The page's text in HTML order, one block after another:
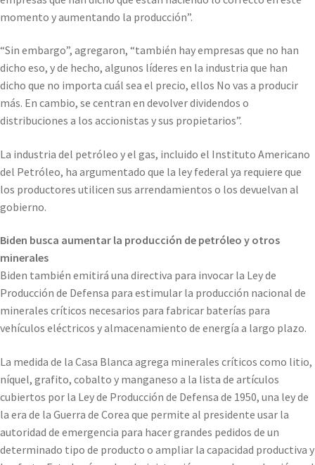
momento y aumentando la producción”.
“Sin embargo”, agregaron, “también hay empresas que no han
dicho eso, y de hecho, algunos líderes en la industria que han
dicho que no importa cuál sea el precio, ellos No vas a producir
más. En cambio, se centran en devolver dividendos o
distribuciones a los accionistas y sus propietarios”.
La industria del petróleo y el gas, incluido el Instituto Americano
del Petróleo, ha argumentado que la ley federal ya requiere que
los productores utilicen sus arrendamientos o los devuelvan al
gobierno.
Biden busca aumentar la producción de petróleo y otros
minerales
Biden también emitirá una directiva para invocar la Ley de
Producción de Defensa para estimular la producción nacional de
minerales críticos necesarios para fabricar baterías para
vehículos eléctricos y almacenamiento de energía a largo plazo.
La medida de la Casa Blanca agrega minerales críticos como litio,
níquel, grafito, cobalto y manganeso a la lista de artículos
cubiertos por la Ley de Producción de Defensa de 1950, una ley de
la era de la Guerra de Corea que permite al presidente usar la
autoridad de emergencia para hacer grandes pedidos de un
determinado tipo de producto o ampliar la capacidad productiva y